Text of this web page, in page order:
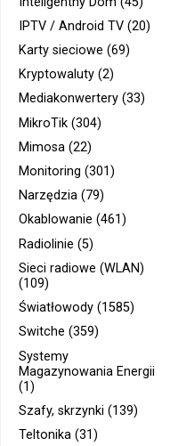
IPTV / Android TV (20)
Karty sieciowe (69)
Kryptowaluty (2)
Mediakonwertery (33)
MikroTik (304)
Mimosa (22)
Monitoring (301)
Narzędzia (79)
Okablowanie (461)
Radiolinie (5)
Sieci radiowe (WLAN)
(109)
Światłowody (1585)
Switche (359)
Systemy
Magazynowania Energii
(1)
Szafy, skrzynki (139)
Teltonika (31)